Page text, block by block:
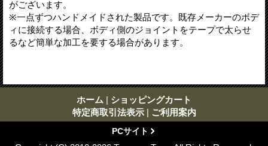
がございます。
※一点ずつハンドメイドされた製品です。既存メーカーのボデ
ィに接続する場合、ボディ側のジョイントをテープで太らせ
るなど簡単な加工を要する場合があります。
ホーム | ショッピングカート
特定商取引法表示 | ご利用案内
PCサイト